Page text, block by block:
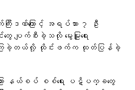
းဒဏ်ကြောင့် အရပ်သား ၇ ဦး
ပျက်စီးခဲ့သလို မွေးမြူရေး
ြေခဲ့တယ်လို့ ထိုင်းဖက်က ထုတ်ပြန်ခဲ့
ြား နယ်စပ် စစ်ရေး ပဋိပက္ခတွေ